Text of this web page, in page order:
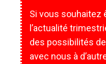
Si vous souhaitez
l’actualité
des possibilités
avec nous à